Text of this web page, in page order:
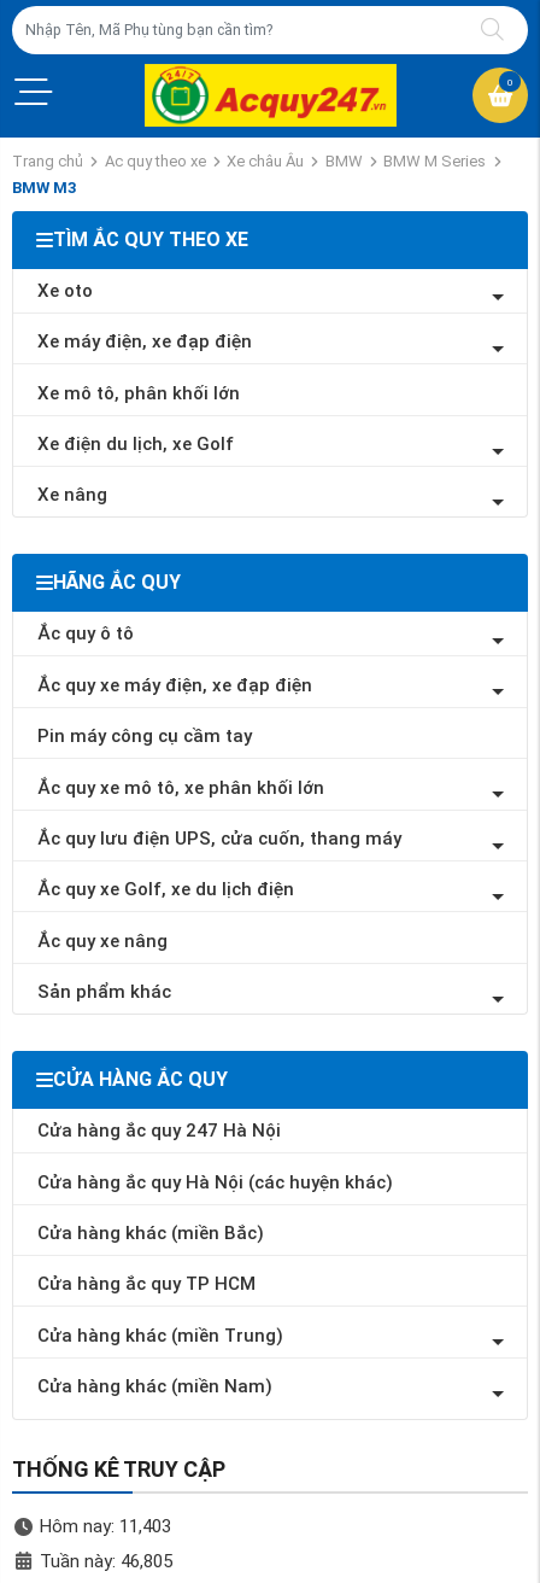
0
Trang chủ Ac quy theo xe Xe châu Âu BMW
BMW M Series
BMW M3
TÌM ẮC QUY THEO XE
Xe oto
Xe máy điện, xe đạp điện
Xe mô tô, phân khối lớn
Xe điện du lịch, xe Golf
Xe nâng
HÃNG ẮC QUY
Ắc quy ô tô
Ắc quy xe máy điện, xe đạp điện
Pin máy công cụ cầm tay
Ắc quy xe mô tô, xe phân khối lớn
Ắc quy lưu điện UPS, cửa cuốn, thang máy
Ắc quy xe Golf, xe du lịch điện
Ắc quy xe nâng
Sản phẩm khác
CỬA HÀNG ẮC QUY
Cửa hàng ắc quy 247 Hà Nội
Cửa hàng ắc quy Hà Nội (các huyện khác)
Cửa hàng khác (miền Bắc)
Cửa hàng ắc quy TP HCM
Cửa hàng khác (miền Trung)
Cửa hàng khác (miền Nam)
THỐNG KÊ TRUY CẬP
Hôm nay: 11,403
Tuần này: 46,805